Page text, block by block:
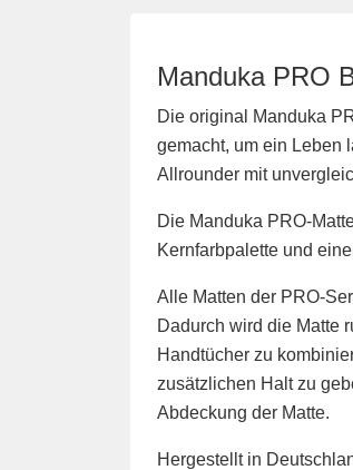
Manduka PRO
Die original Manduka
gemacht, um ein Leben
Allrounder mit
Die Manduka PRO-
Kernfarbpalette und
Alle Matten der PRO-
Dadurch wird die Matte
Handtücher zu
zusätzlichen Halt zu
Abdeckung der Matte.
Hergestellt in